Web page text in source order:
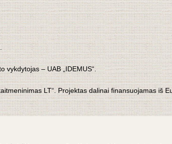
vykdytojas – UAB „IDEMUS“.
LT“.Projektas dalinai finansuojamas iš